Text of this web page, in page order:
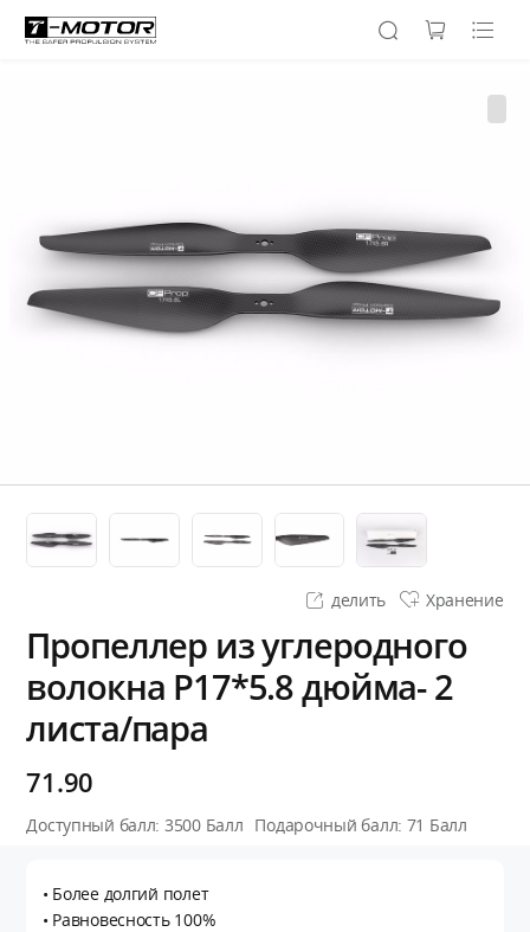
делить Хранение
Пропеллер из углеродного
волокна P17*5.8 дюйма- 2
листа/пара
71.90
Доступный балл: 3500 Балл Подарочный балл: 71 Балл
• Более долгий полет
• Равновесность 100%